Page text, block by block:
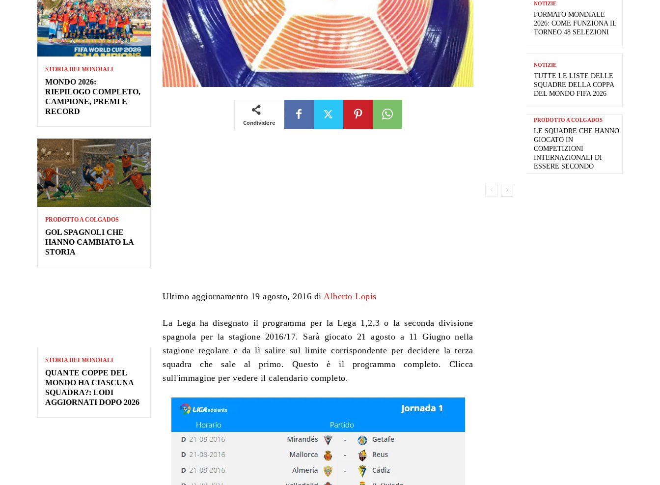
STORIA DEI MONDIALI
MONDO 2026:
RIEPILOGO COMPLETO,
CAMPIONE, PREMI E
RECORD
PRODOTTO A COLGADOS
GOL SPAGNOLI CHE
HANNO CAMBIATO LA
STORIA
STORIA DEI MONDIALI
QUANTE COPPE DEL
MONDO HA CIASCUNA
SQUADRA?: LODI
AGGIORNATI DOPO 2026
Condividere
Ultimo aggiornamento 19 agosto, 2016 di Alberto Lopis
La Lega ha disegnato il programma per la Lega 1,2,3 o la seconda divisione
spagnola per la stagione 2016/17. Sarà giocato 21 agosto a 11 Giugno nella
stagione regolare e da lì salire sul limite corrispondente per decidere la terza
squadra che sale al primo. Questo è il programma completo. Clicca
sull'immagine per vedere il calendario completo.
NOTIZIE
FORMATO MONDIALE
2026: COME FUNZIONA IL
TORNEO 48 SELEZIONI
NOTIZIE
TUTTE LE LISTE DELLE
SQUADRE DELLA COPPA
DEL MONDO FIFA 2026
PRODOTTO A COLGADOS
LE SQUADRE CHE HANNO
GIOCATO IN
COMPETIZIONI
INTERNAZIONALI DI
ESSERE SECONDO